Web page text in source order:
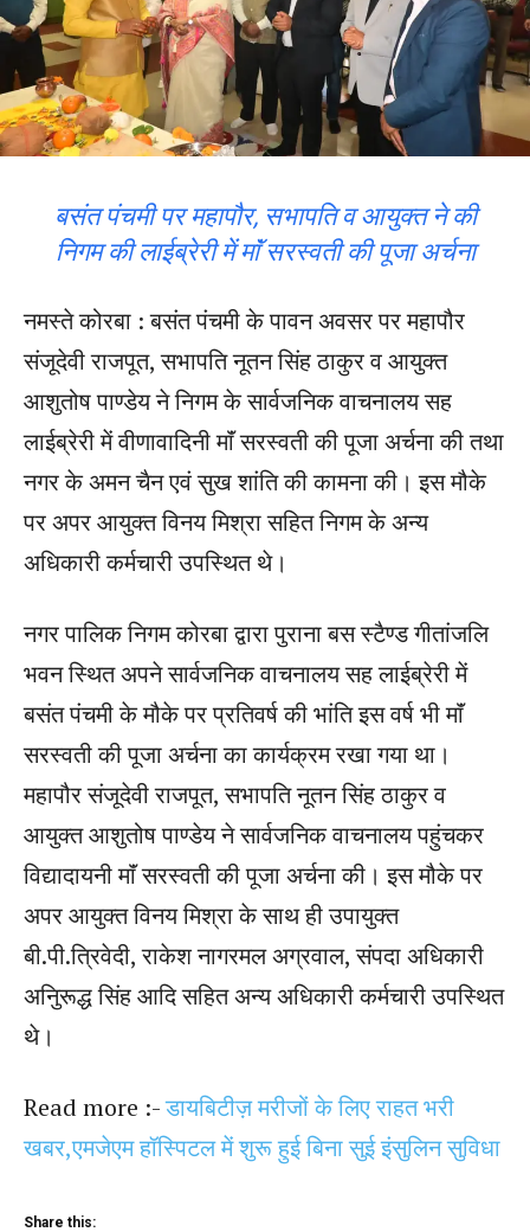
बसंत पंचमी पर महापौर, सभापति व आयुक्त ने की
निगम की लाईब्रेरी में माॅं सरस्वती की पूजा अर्चना
नमस्ते कोरबा : बसंत पंचमी के पावन अवसर पर महापौर
संजूदेवी राजपूत, सभापति नूतन सिंह ठाकुर व आयुक्त
आशुतोष पाण्डेय ने निगम के सार्वजनिक वाचनालय सह
लाईब्रेरी में वीणावादिनी माॅं सरस्वती की पूजा अर्चना की तथा
नगर के अमन चैन एवं सुख शांति की कामना की। इस मौके
पर अपर आयुक्त विनय मिश्रा सहित निगम के अन्य
अधिकारी कर्मचारी उपस्थित थे।
नगर पालिक निगम कोरबा द्वारा पुराना बस स्टैण्ड गीतांजलि
भवन स्थित अपने सार्वजनिक वाचनालय सह लाईब्रेरी में
बसंत पंचमी के मौके पर प्रतिवर्ष की भांति इस वर्ष भी माॅं
सरस्वती की पूजा अर्चना का कार्यक्रम रखा गया था।
महापौर संजूदेवी राजपूत, सभापति नूतन सिंह ठाकुर व
आयुक्त आशुतोष पाण्डेय ने सार्वजनिक वाचनालय पहुंचकर
विद्यादायनी माॅं सरस्वती की पूजा अर्चना की। इस मौके पर
अपर आयुक्त विनय मिश्रा के साथ ही उपायुक्त
बी.पी.त्रिवेदी, राकेश नागरमल अग्रवाल, संपदा अधिकारी
अनिुरूद्ध सिंह आदि सहित अन्य अधिकारी कर्मचारी उपस्थित
थे।
Read more :-डायबिटीज़ मरीजों के लिए राहत भरी
खबर,एमजेएम हॉस्पिटल में शुरू हुई बिना सुई इंसुलिन सुविधा
Share this: